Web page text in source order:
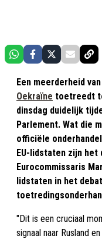
Een meerderheid
Oekraïne toetreedt
dinsdag duidelijk
Parlement. Wat die
officiële
EU-lidstaten zijn het
Eurocommissaris
lidstaten in het
"Dit is een cruciaal
signaal naar Rusland